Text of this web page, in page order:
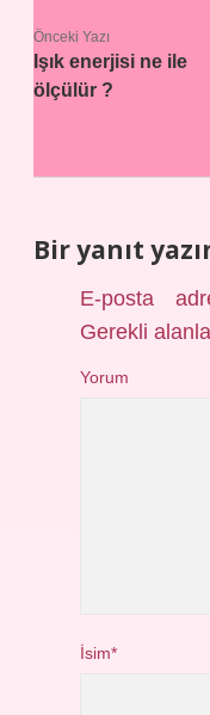
Önceki Yazı
Işık enerjisi ne ile
ölçülür ?
Bir yanıt
E-posta
Gerekli
Yorum
İsim*